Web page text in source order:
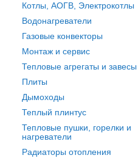
Котлы, АОГВ, Электрокотлы
Водонагреватели
Газовые конвекторы
Монтаж и сервис
Тепловые агрегаты и завесы
Плиты
Дымоходы
Теплый плинтус
Тепловые пушки, горелки и
нагреватели
Радиаторы отопления